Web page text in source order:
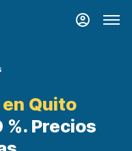
Quito
Precios